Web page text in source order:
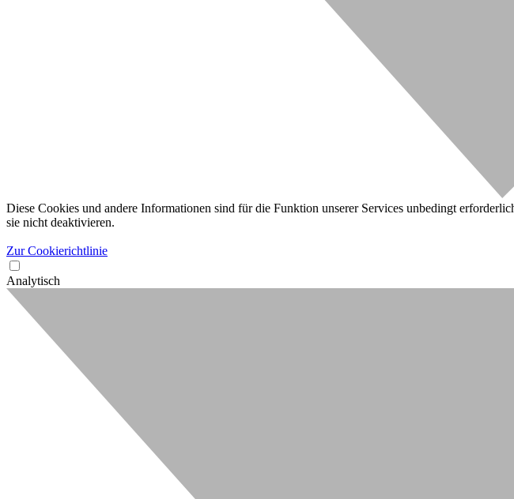
Diese Cookies und andere Informationen sind für die Funktion unserer Services unbedingt
sie nicht deaktivieren.
Zur Cookierichtlinie
Analytisch